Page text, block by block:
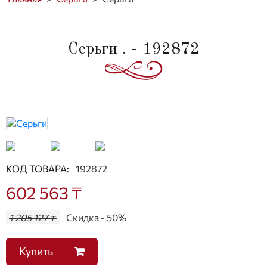
Серьги . - 192872
КОД ТОВАРА: 192872
602 563 ₸
1 205 127 ₸ Скидка - 50%
Купить